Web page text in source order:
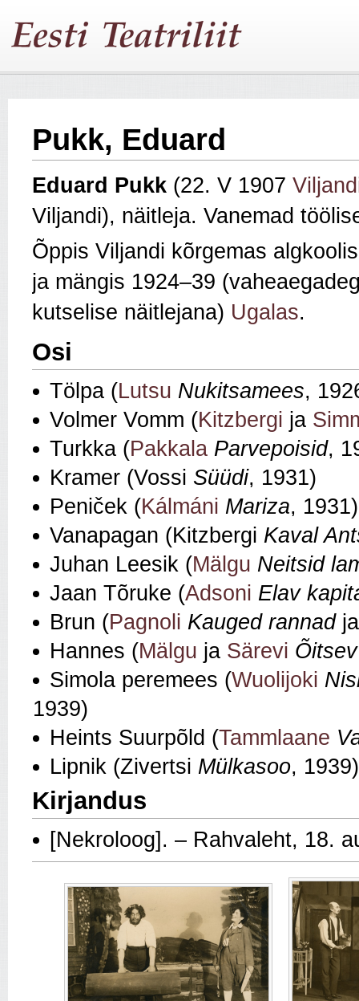
Pukk, Eduard
Eduard Pukk (22. V 1907
Viljandi), näitleja. Vanemad
Õppis Viljandi kõrgemas
ja mängis 1924–39
kutselise näitlejana) Ugalas.
Osi
Tölpa (Lutsu Nukitsamees,
Volmer Vomm (Kitzbergi ja
Turkka (Pakkala Parvepoisid,
Kramer (Vossi Süüdi, 1931)
Peniček (Kálmáni Mariza, 1931)
Vanapagan (Kitzbergi Kaval
Juhan Leesik (Mälgu Neitsid
Jaan Tõruke (Adsoni Elav
Brun (Pagnoli Kauged rannad
Hannes (Mälgu ja Särevi
Simola peremees (Wuolijoki
1939)
Heints Suurpõld (Tammlaane
Lipnik (Zivertsi Mülkasoo, 1939)
Kirjandus
[Nekroloog]. – Rahvaleht, 18.